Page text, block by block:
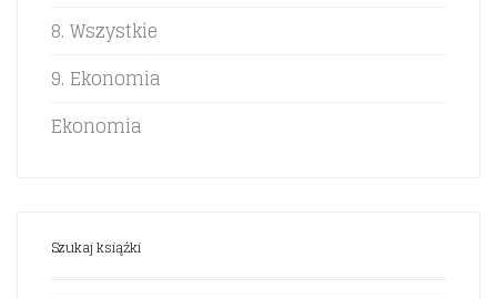
8. Wszystkie
9. Ekonomia
Ekonomia
Szukaj książki